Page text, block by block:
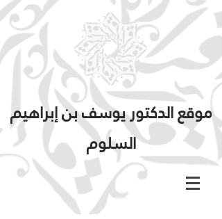
موقع الدكتور يوسف بن إبراهيم
السلوم